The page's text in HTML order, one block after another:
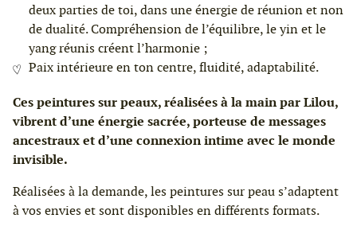
deux parties de toi, dans une énergie de réunion et non
de dualité. Compréhension de l’équilibre, le yin et le
yang réunis créent l’harmonie ;
Paix intérieure en ton centre, fluidité, adaptabilité.
Ces peintures sur peaux, réalisées à la main par Lilou,
vibrent d’une énergie sacrée, porteuse de messages
ancestraux et d’une connexion intime avec le monde
invisible.
Réalisées à la demande, les peintures sur peau s’adaptent
à vos envies et sont disponibles en différents formats.